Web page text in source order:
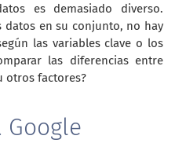
es demasiado diverso.
datos en su conjunto, no hay
las variables clave o los
las diferencias entre
otros factores?
Google